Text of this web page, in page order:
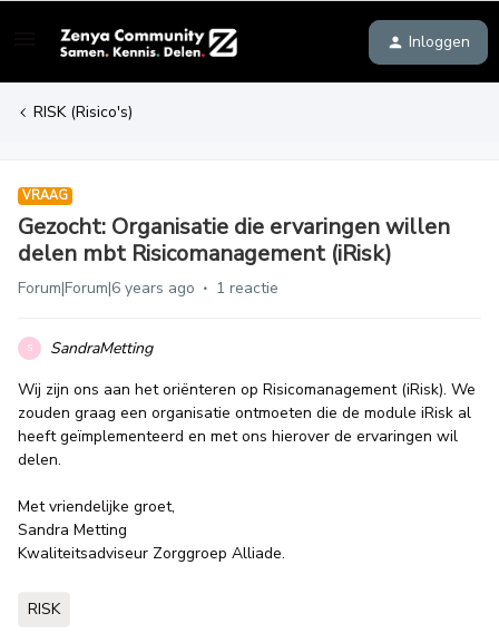
Inloggen
RISK (Risico's)
VRAAG
Gezocht: Organisatie die ervaringen willen
delen mbt Risicomanagement (iRisk)
Forum|Forum|6 years ago 1 reactie
S
SandraMetting
Wij zijn ons aan het oriënteren op Risicomanagement (iRisk). We
zouden graag een organisatie ontmoeten die de module iRisk al
heeft geïmplementeerd en met ons hierover de ervaringen wil
delen.
Met vriendelijke groet,
Sandra Metting
Kwaliteitsadviseur Zorggroep Alliade.
RISK